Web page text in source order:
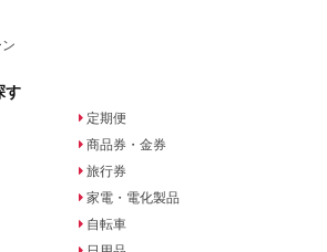
す
定期便
商品券・金券
旅行券
家電・電化製品
自転車